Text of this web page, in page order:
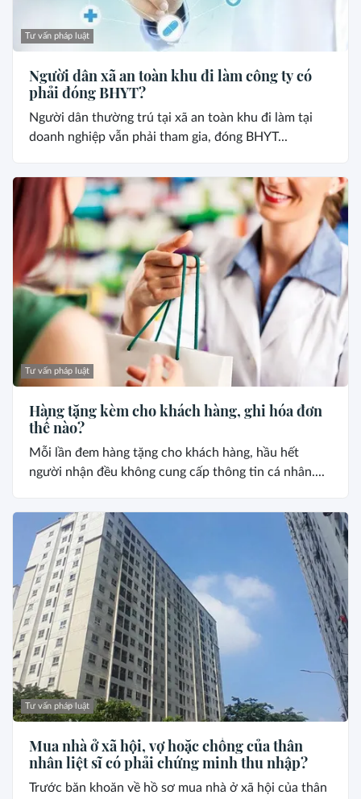
Tư vấn pháp luật
Người dân xã an toàn khu đi làm công ty có
phải đóng BHYT?
Người dân thường trú tại xã an toàn khu đi làm tại
doanh nghiệp vẫn phải tham gia, đóng BHYT...
Tư vấn pháp luật
Hàng tặng kèm cho khách hàng, ghi hóa đơn
thế nào?
Mỗi lần đem hàng tặng cho khách hàng, hầu hết
người nhận đều không cung cấp thông tin cá nhân....
Tư vấn pháp luật
Mua nhà ở xã hội, vợ hoặc chồng của thân
nhân liệt sĩ có phải chứng minh thu nhập?
Trước băn khoăn về hồ sơ mua nhà ở xã hội của thân